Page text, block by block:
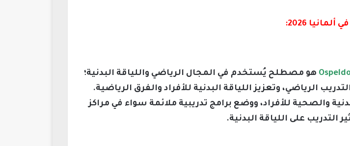
2026:
هو مصطلح يُستخدم في المجال الرياضي واللياقة البدنية؛
الرياضي، وتعزيز اللياقة البدنية للأفراد والفرق الرياضية.
والصحية للأفراد، ووضع برامج تدريبية ملائمة سواء في مراكز
التدريب على اللياقة البدنية.